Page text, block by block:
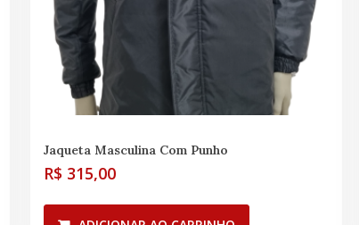
Jaqueta Masculina Com Punho
R$ 315,00